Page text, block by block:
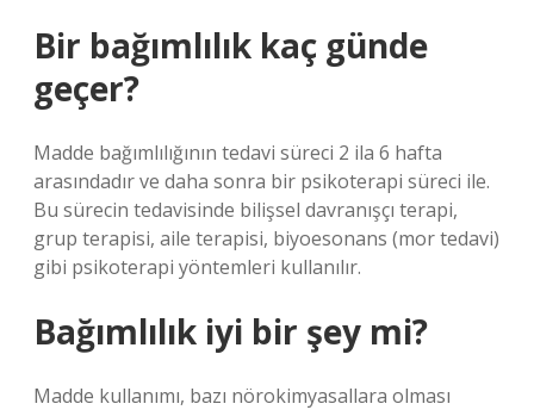
Bir bağımlılık kaç günde
geçer?
Madde bağımlılığının tedavi süreci 2 ila 6 hafta
arasındadır ve daha sonra bir psikoterapi süreci ile.
Bu sürecin tedavisinde bilişsel davranışçı terapi,
grup terapisi, aile terapisi, biyoesonans (mor tedavi)
gibi psikoterapi yöntemleri kullanılır.
Bağımlılık iyi bir şey mi?
Madde kullanımı, bazı nörokimyasallara olması